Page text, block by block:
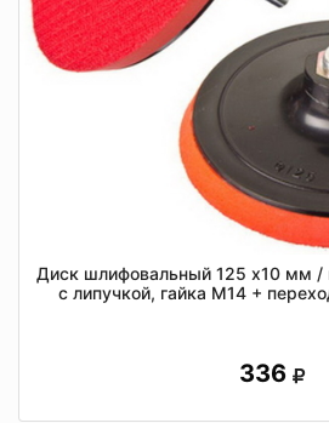
Диск шлифовальный 125 x10 мм /
с липучкой, гайка М14 +
336